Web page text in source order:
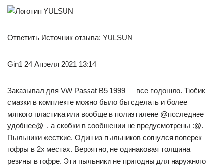
Ответить Источник отзыва: YULSUN
Gin1 24 Апреля 2021 13:14
Заказывал для VW Passat B5 1999 — все подошло. Тюбик
смазки в комплекте можно было бы сделать и более
мягкого пластика или вообще в полиэтилене @последнее
удобнее@. . а скобки в сообщении не предусмотрены :@.
Пыльники жесткие. Один из пыльников согнулся поперек
гофры в 2х местах. Вероятно, не одинаковая толщина
резины в гофре. Эти пыльники не пригодны для наружного